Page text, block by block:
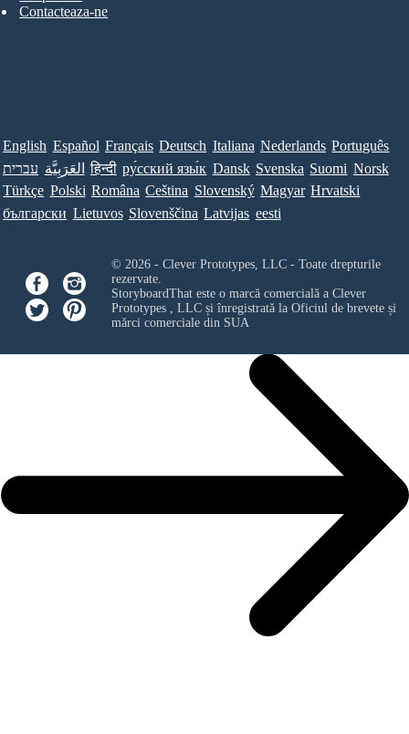
Contacteaza-ne
English Español Français Deutsch Italiana Nederlands Português
עברית العَرَبِيَّة हिन्दी ру́сский язы́к Dansk Svenska Suomi Norsk
Türkçe Polski Româna Ceština Slovenský Magyar Hrvatski
български Lietuvos Slovenščina Latvijas eesti
© 2026 - Clever Prototypes, LLC - Toate drepturile
rezervate.
StoryboardThat este o marcă comercială a Clever
Prototypes , LLCși înregistrată la Oficiul de brevete și
mărci comerciale din SUA